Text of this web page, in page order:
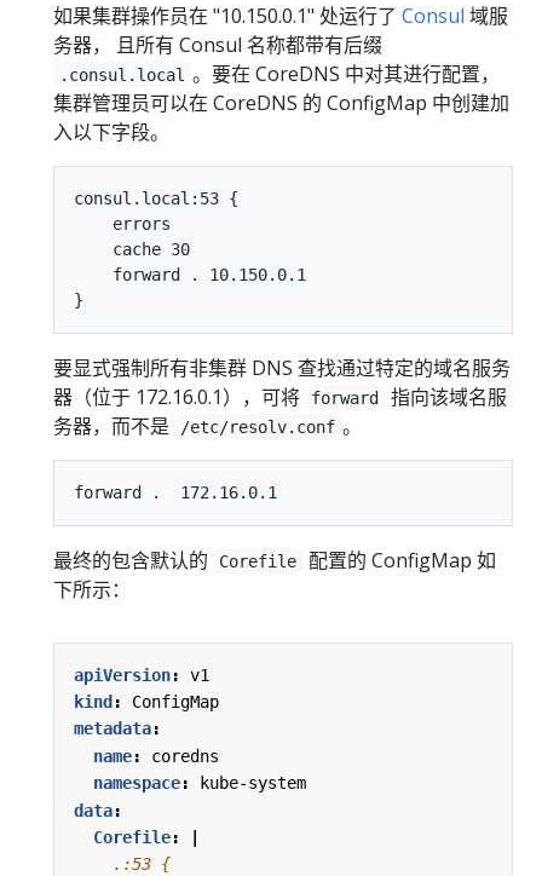
如果集群操作员在 "10.150.0.1" 处运行了 Consul 域服
务器， 且所有 Consul 名称都带有后缀
.consul.local 。要在 CoreDNS 中对其进行配置，
集群管理员可以在 CoreDNS 的 ConfigMap 中创建加
入以下字段。
consul.local:53 {
    errors
    cache 30
    forward . 10.150.0.1
要显式强制所有非集群 DNS 查找通过特定的域名服务
器（位于 172.16.0.1），可将
forward
指向该域名服
务器，而不是
/etc/resolv.conf 。
最终的包含默认的 Corefile
配置的 ConfigMap 如
下所示：
apiVersion:
v1
kind :
ConfigMap
metadata:
name:
coredns
namespace:
kube-system
data:
Corefile: